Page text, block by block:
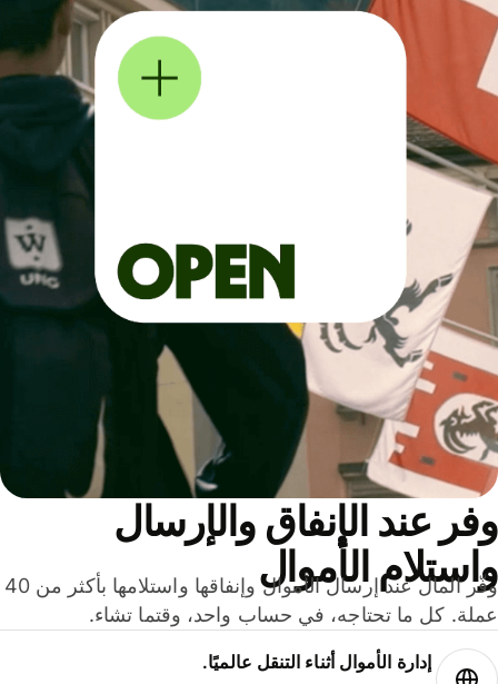
عند الإنفاق والإرسال
الأموال
وفّر المال عند إرسال الأموال وإنفاقها واستلامها بأكثر من 40
كل ما تحتاجه، في حساب واحد، وقتما تشاء.
إدارة الأموال أثناء التنقل عالميًا.